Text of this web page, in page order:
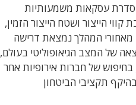
עסקאות משמעותיות
קווי הייצור ושטח הייצור הזמין,
מאחורי המהלך נמצאת דרישה
של המצב הגיאופוליטי בעולם,
של חברות אירופיות אחר
תקציבי הביטחון